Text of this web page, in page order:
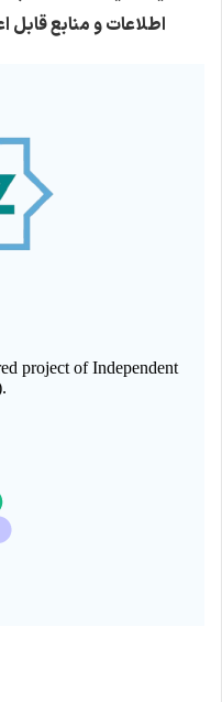
اطلاعات و منابع قابل